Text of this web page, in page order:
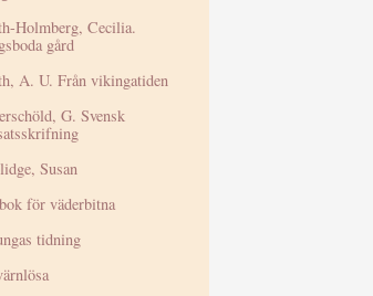
Holmberg, Cecilia.
gård
A. U. Från vikingatiden
G. Svensk
Susan
för väderbitna
tidning